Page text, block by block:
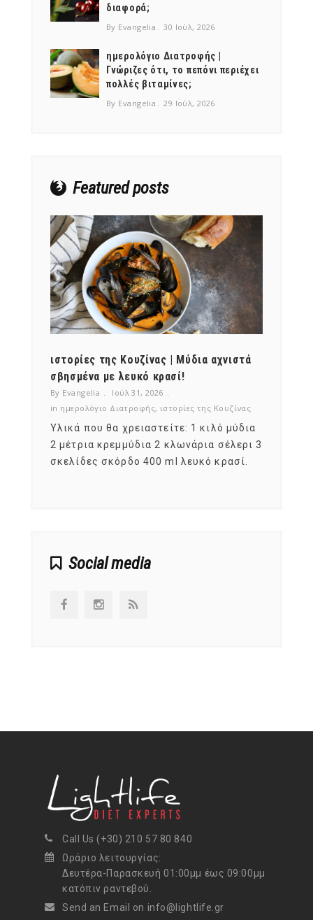
διαφορά;
By Evangelia 30 Ιούλ, 2026
ημερολόγιο Διατροφής |
Γνώριζες ότι, το πεπόνι περιέχει
πολλές βιταμίνες;
By Evangelia 29 Ιούλ, 2026
Featured posts
ιστορίες της Κουζίνας | Μύδια αχνιστά
σβησμένα με λευκό κρασί!
By Evangelia
Ιούλ 31, 2026
in ημερολόγιο Διατροφής, ιστορίες της Κουζίνας
Υλικά που θα χρειαστείτε: 1 κιλό μύδια
2 μέτρια κρεμμύδια 2 κλωνάρια σέλερι 3
σκελίδες σκόρδο 400 ml λευκό κρασί.
Social media
Call Us (+30) 210 57 80 840
Ωράριο λειτουργίας:
Δευτέρα-Παρασκευή 01:00μμ έως 09:00μμ
κατόπιν ραντεβού.
Send an Email on info@lightlife.gr
NEWSLETTER
mel
y updates
fro
m